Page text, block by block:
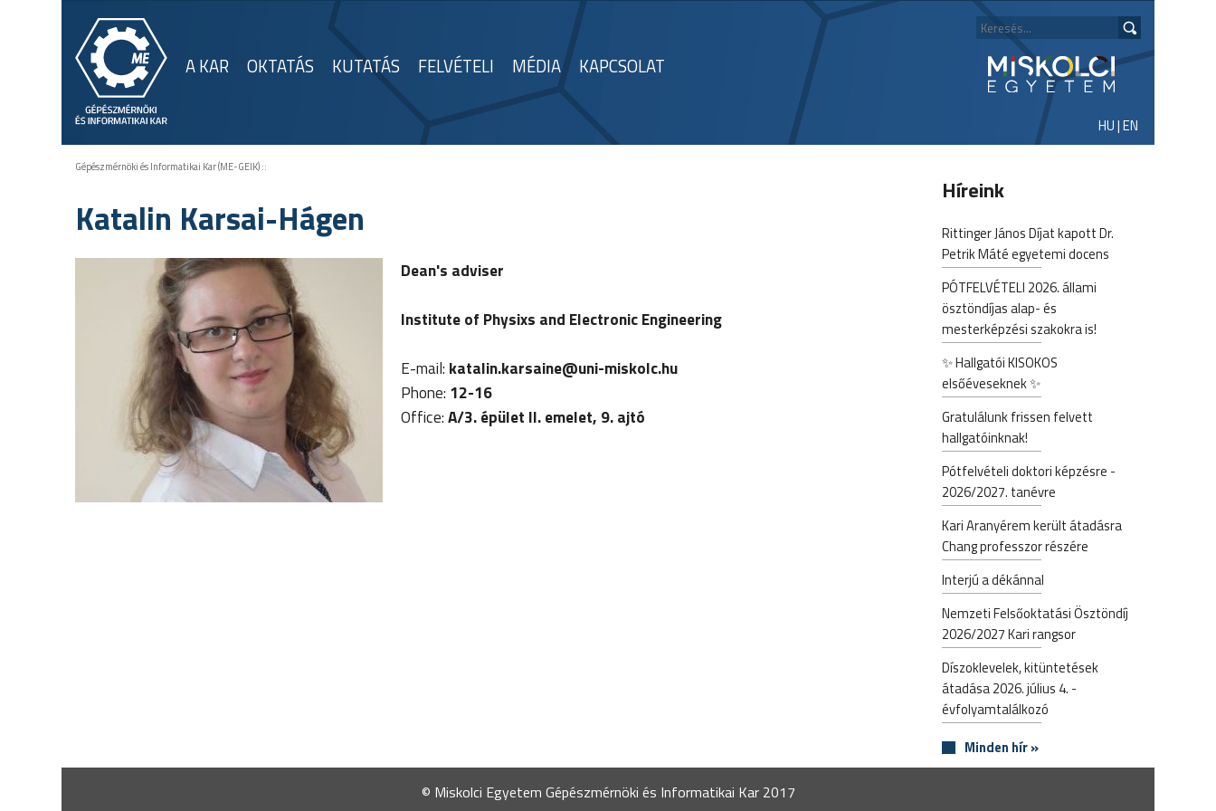
A KAR OKTATÁS KUTATÁS FELVÉTELI MÉDIA KAPCSOLAT
HU|EN
Gépészmérnöki és Informatikai Kar (ME-GEIK)::
Katalin Karsai-Hágen
Dean's adviser
Institute of Physixs and Electronic Engineering
E-mail: katalin.karsaine@uni-miskolc.hu
Phone: 12-16
Office:A/3. épület II. emelet, 9. ajtó
Híreink
Rittinger János Díjat kapott Dr.
Petrik Máté egyetemi docens
PÓTFELVÉTELI 2026. állami
ösztöndíjas alap- és
mesterképzési szakokra is!
✨ Hallgatói KISOKOS
elsőéveseknek ✨
Gratulálunk frissen felvett
hallgatóinknak!
Pótfelvételi doktori képzésre -
2026/2027. tanévre
Kari Aranyérem került átadásra
Chang professzor részére
Interjú a dékánnal
Nemzeti Felsőoktatási Ösztöndíj
2026/2027 Kari rangsor
Díszoklevelek, kitüntetések
átadása 2026. július 4. -
évfolyamtalálkozó
Minden hír »
© Miskolci Egyetem Gépészmérnöki és Informatikai Kar 2017